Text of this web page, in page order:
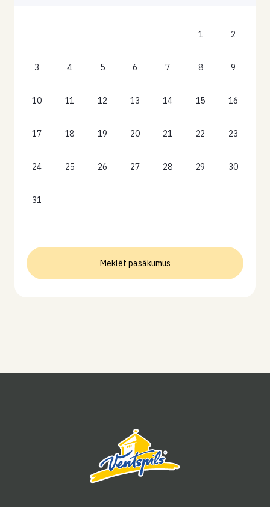
1 2
3 4 5 6 7 8 9
10 11 12 13 14 15 16
17 18 19 20 21 22 23
24 25 26 27 28 29 30
31
Meklēt pasākumus